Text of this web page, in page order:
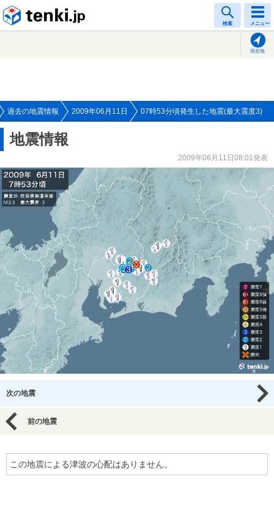
検索 メニュー
現在地
過去の地震情報 2009年06月11日 07時53分頃発生した地震(最大震度3)
地震情報
2009年06月11日08:01発表
次の地震
前の地震
この地震による津波の心配はありません。